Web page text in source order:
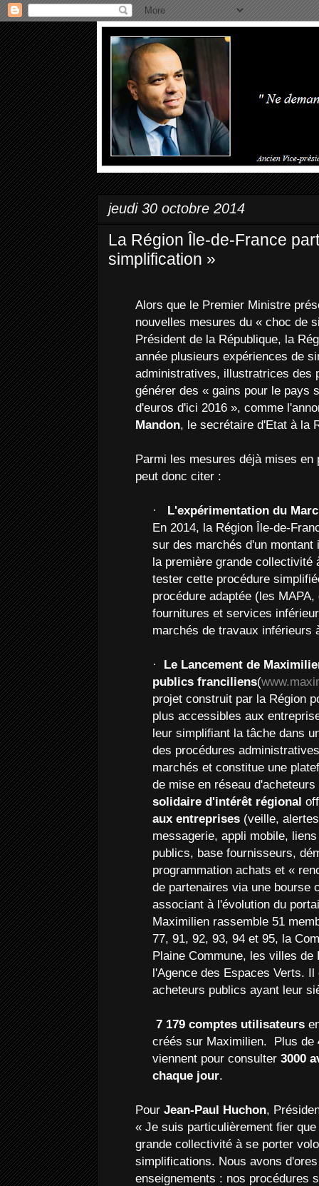
jeudi 30 octobre 2014
La Région Île-de-France
simplification »
Alors que le Premier Ministre
nouvelles mesures du « choc de
Président de la République, la
année plusieurs expériences de
administratives, illustratrices des
générer des « gains pour le pays
d'euros d'ici 2016 », comme
Mandon, le secrétaire d'Etat à la
Parmi les mesures déjà mises en
peut donc citer :
· L'expérimentation du
En 2014, la Région Île-de-
sur des marchés d'un
la première grande collectivité
tester cette procédure
procédure adaptée (les
fournitures et services
marchés de travaux inférieurs
· Le Lancement de Maximilie
publics franciliens(
projet construit par la Région
plus accessibles aux
leur simplifiant la tâche dans
des procédures
marchés et constitue une
de mise en réseau
solidaire d'intérêt régional
aux entreprises(veille,
messagerie, appli mobile,
publics, base fournisseurs,
programmation achats et «
de partenaires via une bourse
associant à l'évolution du
Maximilien rassemble 51
77, 91, 92, 93, 94 et 95, la
Plaine Commune, les villes
l'Agence des Espaces Verts.
acheteurs publics ayant leur
7 179 comptes utilisateurs
créés sur Maximilien. Plus de
viennent pour consulter 3000
chaque jour.
Pour Jean-Paul Huchon,
« Je suis particulièrement fier
grande collectivité à se porter
simplifications. Nous avons
enseignements : nos procédures